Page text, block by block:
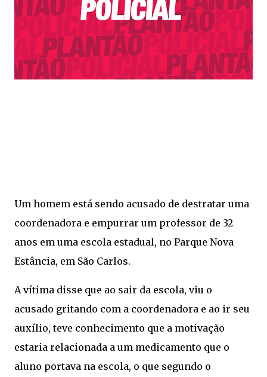
Um homem está sendo acusado de destratar uma
coordenadora e empurrar um professor de 32
anos em uma escola estadual, no Parque Nova
Estância, em São Carlos.
A vítima disse que ao sair da escola, viu o
acusado gritando com a coordenadora e ao ir seu
auxílio, teve conhecimento que a motivação
estaria relacionada a um medicamento que o
aluno portava na escola, o que segundo o